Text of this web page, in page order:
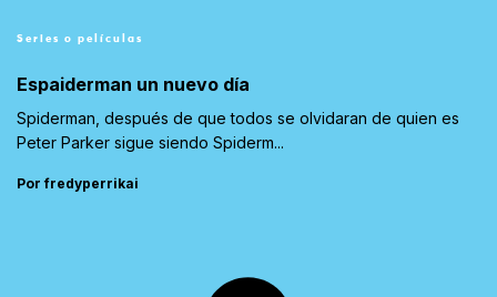
Series o películas
Espaiderman un nuevo día
Spiderman, después de que todos se olvidaran de quien es
Peter Parker sigue siendo Spiderm...
Por fredyperrikai